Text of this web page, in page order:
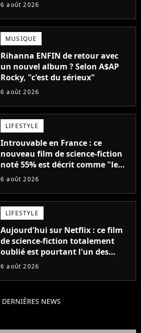
6 août 2026
MUSIQUE
Rihanna ENFIN de retour avec
un nouvel album ? Selon A$AP
Rocky, "c'est du sérieux"
6 août 2026
LIFESTYLE
Introuvable en France : ce
nouveau film de science-fiction
noté 55% est décrit comme "le
plus stupide de l'année"
6 août 2026
LIFESTYLE
Aujourd'hui sur Netflix : ce film
de science-fiction totalement
oublié est pourtant l'un des
meilleurs des années 2010
6 août 2026
DERNIÈRES NEWS